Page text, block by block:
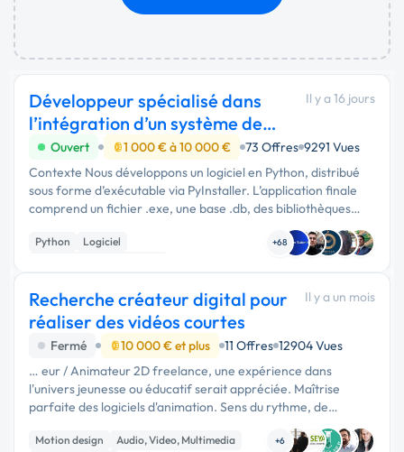
Développeur spécialisé dans
l’intégration d’un système de
mise à jour
Il y a 16 jours
Ouvert 1 000 € à 10 000 € 73 Offres 9291 Vues
Contexte Nous développons un logiciel en Python, distribué
sous forme d’exécutable via PyInstaller. L’application finale
comprend un fichier .exe, une base .db, des bibliothèques
Python (.dll, .pyd), de nombreux fichiers ressources (.json,
.csv, …
Python
Logiciel
+68
Recherche créateur digital pour
réaliser des vidéos courtes
Il y a un mois
Fermé 10 000 € et plus 11 Offres 12904 Vues
… eur / Animateur 2D freelance, une expérience dans
l'univers jeunesse ou éducatif serait appréciée. Maîtrise
parfaite des logiciels d'animation. Sens du rythme, de
l'expression des personnages et du détail. Autonomie,
respect des …
Motion design
Audio, Video, Multimedia
+6